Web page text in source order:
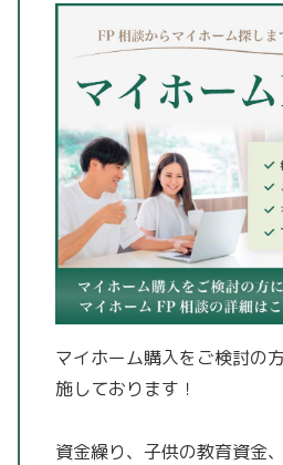
マイホーム購入をご検討の
施しております！
資金繰り、子供の教育資金